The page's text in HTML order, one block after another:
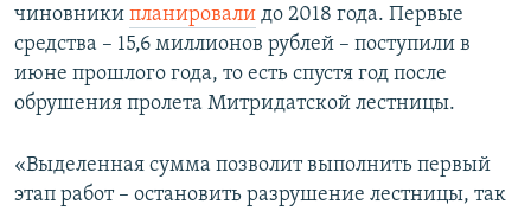
чиновники планировали до 2018 года. Первые
средства – 15,6 миллионов рублей – поступили в
июне прошлого года, то есть спустя год после
обрушения пролета Митридатской лестницы.
«Выделенная сумма позволит выполнить первый
этап работ – остановить разрушение лестницы, так